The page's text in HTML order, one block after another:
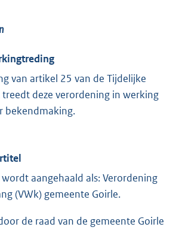
van artikel 25 van de Tijdelijke
deze verordening in werking
bekendmaking.
aangehaald als: Verordening
(VWk) gemeente Goirle.
de raad van de gemeente Goirle